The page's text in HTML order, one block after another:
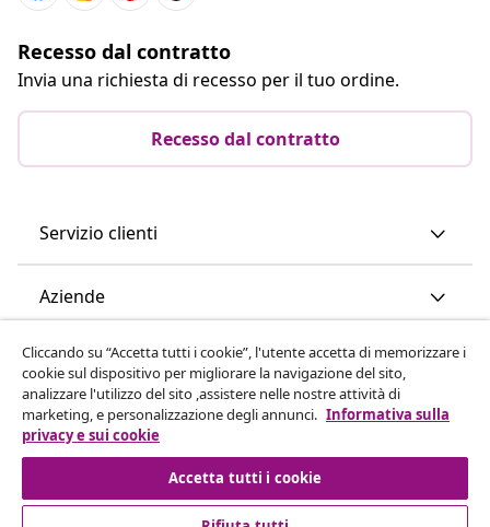
Recesso dal contratto
Invia una richiesta di recesso per il tuo ordine.
Recesso dal contratto
Servizio clienti
Aziende
vidaXL
Scopri di più
Cliccando su “Accetta tutti i cookie”, l'utente accetta di memorizzare i
cookie sul dispositivo per migliorare la navigazione del sito,
analizzare l'utilizzo del sito ,assistere nelle nostre attività di
marketing, e personalizzazione degli annunci. Informativa sulla
privacy e sui cookie
Accetta tutti i cookie